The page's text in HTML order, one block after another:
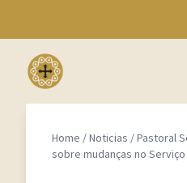
Home /Noticias /Pastoral
sobre mudanças no